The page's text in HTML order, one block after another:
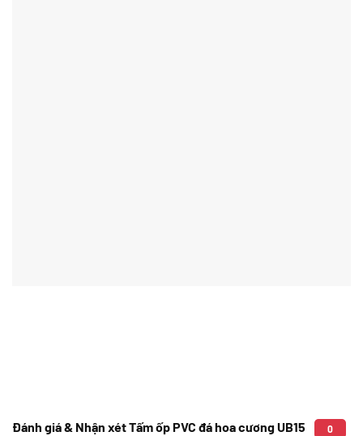
Đánh giá & Nhận xét Tấm ốp PVC đá hoa cương UB15 0